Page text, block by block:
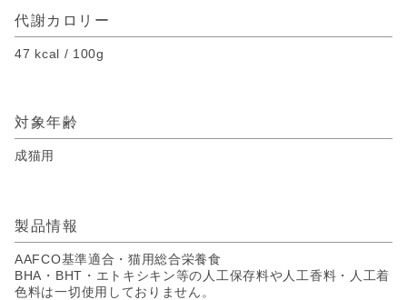
代謝カロリー
47 kcal / 100g
対象年齢
成猫用
製品情報
AAFCO基準適合・猫用総合栄養食
BHA・BHT・エトキシキン等の人工保存料や人工香料・人工着
色料は一切使用しておりません。